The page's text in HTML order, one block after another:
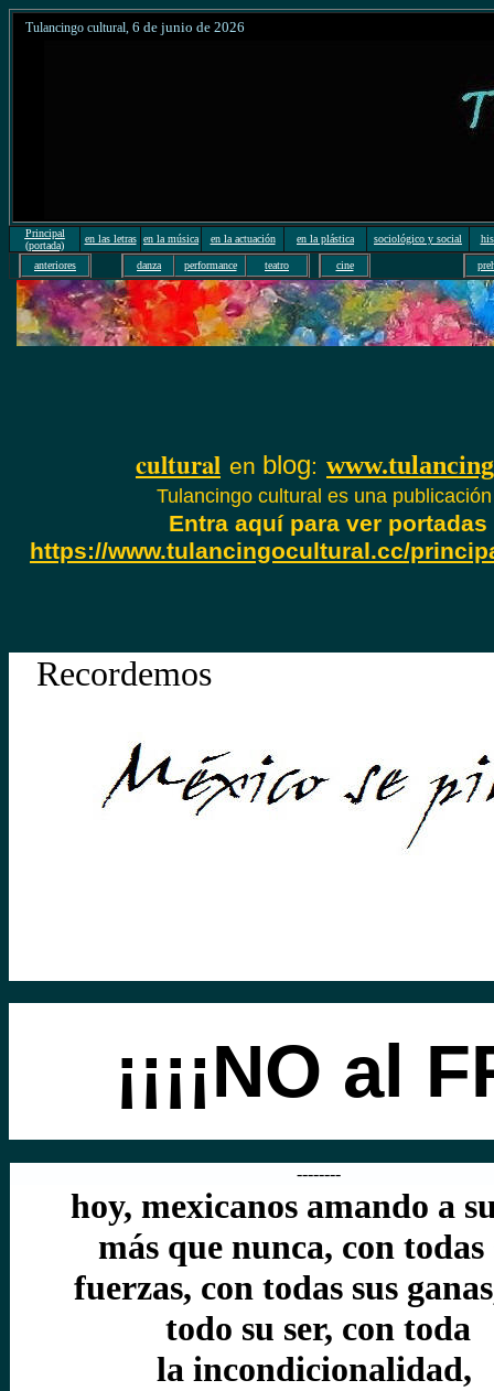
Tulancingo cultural, 6 de junio de 2026
Principal
(portada)
en las letras en la música en la actuación en la plástica sociológico y social
anteriores danza performance teatro cine
cultural en blog:
Tulancingo cultural es una
Entra aquí para ver
https://www.tulancingocultural.cc/
Recordemos
¡¡¡¡NO al
--------
hoy, mexicanos amando a
más que nunca, con todas
fuerzas, con todas sus
todo su ser, con toda
la incondicionalidad,